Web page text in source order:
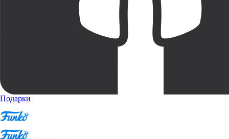
Подарки